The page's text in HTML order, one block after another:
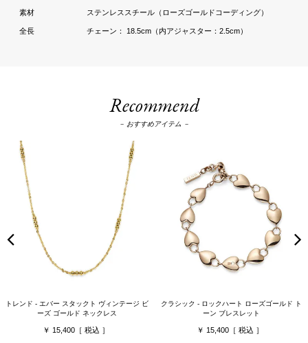
ステンレススチール（ローズゴールドコーディング）
チェーン： 18.5cm（内アジャスター：2.5cm）
Recommend
－ おすすめアイテム －
トレンド - エバー スタックト ヴィンテージ ビ
ーズ ゴールド ネックレス
15,400
クラシック - ロックハート ローズゴールド ト
ーン ブレスレット
15,400